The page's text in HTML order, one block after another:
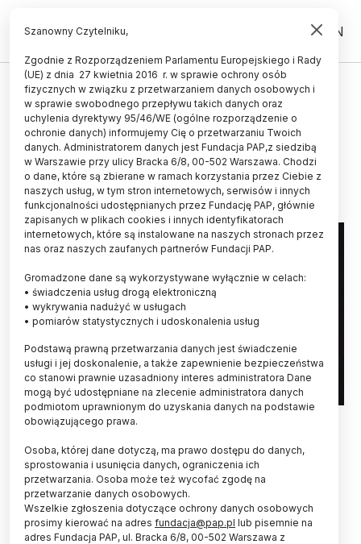
PL EN
ŚWIAT
Duże teleskopy sfotografowały
dwie formujące się planety
29.03.2026
aktualizacja: 29.03.2026
2 minuty czytania
ESO/C. Lawlor, R. F. van Capelleveen et al.
Naukowcom udało się zbadać system planetarny,
w którym wokół młodej gwiazdy powstają dwie
planety. Tak mogły kiedyś wyglądać początki
Układu Słonecznego – ogłosiło Europejskie
Obserwatorium Południowe (ESO).
Szanowny Czytelniku,
Zgodnie z Rozporządzeniem Parlamentu Europejskiego i Rady
(UE) z dnia 27 kwietnia 2016 r. w sprawie ochrony osób
fizycznych w związku z przetwarzaniem danych osobowych i
w sprawie swobodnego przepływu takich danych oraz
uchylenia dyrektywy 95/46/WE (ogólne rozporządzenie o
ochronie danych) informujemy Cię o przetwarzaniu Twoich
danych. Administratorem danych jest Fundacja PAP,z siedzibą
w Warszawie przy ulicy Bracka 6/8, 00-502 Warszawa. Chodzi
o dane, które są zbierane w ramach korzystania przez Ciebie z
naszych usług, w tym stron internetowych, serwisów i innych
funkcjonalności udostępnianych przez Fundację PAP, głównie
zapisanych w plikach cookies i innych identyfikatorach
internetowych, które są instalowane na naszych stronach przez
nas oraz naszych zaufanych partnerów Fundacji PAP.
Gromadzone dane są wykorzystywane wyłącznie w celach:
• świadczenia usług drogą elektroniczną
• wykrywania nadużyć w usługach
• pomiarów statystycznych i udoskonalenia usług
Podstawą prawną przetwarzania danych jest świadczenie
usługi i jej doskonalenie, a także zapewnienie bezpieczeństwa
co stanowi prawnie uzasadniony interes administratora Dane
mogą być udostępniane na zlecenie administratora danych
podmiotom uprawnionym do uzyskania danych na podstawie
obowiązującego prawa.
Osoba, której dane dotyczą, ma prawo dostępu do danych,
sprostowania i usunięcia danych, ograniczenia ich
przetwarzania. Osoba może też wycofać zgodę na
przetwarzanie danych osobowych.
Wszelkie zgłoszenia dotyczące ochrony danych osobowych
prosimy kierować na adres fundacja@pap.pl lub pisemnie na
adres Fundacja PAP, ul. Bracka 6/8, 00-502 Warszawa z